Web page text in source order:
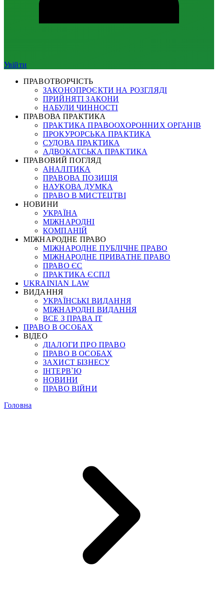
Увійти
ПРАВОТВОРЧІСТЬ
ЗАКОНОПРОЄКТИ НА РОЗГЛЯДІ
ПРИЙНЯТІ ЗАКОНИ
НАБУЛИ ЧИННОСТІ
ПРАВОВА ПРАКТИКА
ПРАКТИКА ПРАВООХОРОННИХ ОРГАНІВ
ПРОКУРОРСЬКА ПРАКТИКА
СУДОВА ПРАКТИКА
АДВОКАТСЬКА ПРАКТИКА
ПРАВОВИЙ ПОГЛЯД
АНАЛІТИКА
ПРАВОВА ПОЗИЦІЯ
НАУКОВА ДУМКА
ПРАВО В МИСТЕЦТВІ
НОВИНИ
УКРАЇНА
МІЖНАРОДНІ
КОМПАНІЙ
МІЖНАРОДНЕ ПРАВО
МІЖНАРОДНЕ ПУБЛІЧНЕ ПРАВО
МІЖНАРОДНЕ ПРИВАТНЕ ПРАВО
ПРАВО ЄС
ПРАКТИКА ЄСПЛ
UKRAINIAN LAW
ВИДАННЯ
УКРАЇНСЬКІ ВИДАННЯ
МІЖНАРОДНІ ВИДАННЯ
ВСЕ З ПРАВА ІТ
ПРАВО В ОСОБАХ
ВІДЕО
ДІАЛОГИ ПРО ПРАВО
ПРАВО В ОСОБАХ
ЗАХИСТ БІЗНЕСУ
ІНТЕРВ`Ю
НОВИНИ
ПРАВО ВІЙНИ
Головна